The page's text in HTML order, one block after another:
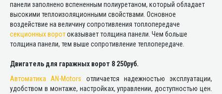
панели заполнено вспененным полиуретаном, который обладает
высокими теплоизоляционными свойствами. Основное
воздействие на величину сопротивления топлопередаче
секционных воротоказывает толщина панели. Чем больше
толщина панели, тем выше сопротивление теплопередаче.
Двигатель для гаражных ворот 8 250руб.
Автоматика AN-Motors отличается надежностью эксплуатации,
удобством в монтаже, настройках, управлении, доступностью цен.